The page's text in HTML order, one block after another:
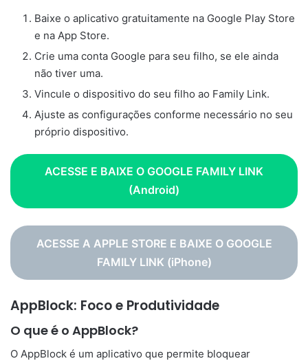
Baixe o aplicativo gratuitamente na Google Play Store
e na App Store.
Crie uma conta Google para seu filho, se ele ainda
não tiver uma.
Vincule o dispositivo do seu filho ao Family Link.
Ajuste as configurações conforme necessário no seu
próprio dispositivo.
ACESSE E BAIXE O GOOGLE FAMILY LINK
(Android)
ACESSE A APPLE STORE E BAIXE O GOOGLE
FAMILY LINK (iPhone)
AppBlock: Foco e Produtividade
O que é o AppBlock?
O AppBlock é um aplicativo que permite bloquear